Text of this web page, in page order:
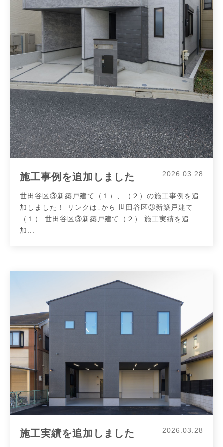
2026.03.28
施工事例を追加しました
世田谷区③新築戸建て（１）、（２）の施工事例を追
加しました！ リンクは↓から 世田谷区③新築戸建て
（１） 世田谷区③新築戸建て（２） 施工実績を追
加...
2026.03.28
施工実績を追加しました